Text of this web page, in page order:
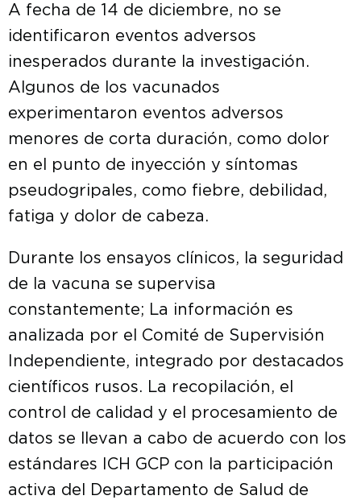
A fecha de 14 de diciembre, no se
identificaron eventos adversos
inesperados durante la investigación.
Algunos de los vacunados
experimentaron eventos adversos
menores de corta duración, como dolor
en el punto de inyección y síntomas
pseudogripales, como fiebre, debilidad,
fatiga y dolor de cabeza.
Durante los ensayos clínicos, la seguridad
de la vacuna se supervisa
constantemente; La información es
analizada por el Comité de Supervisión
Independiente, integrado por destacados
científicos rusos. La recopilación, el
control de calidad y el procesamiento de
datos se llevan a cabo de acuerdo con los
estándares ICH GCP con la participación
activa del Departamento de Salud de